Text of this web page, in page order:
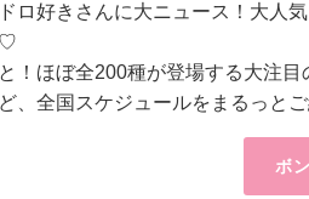
ロ好きさんに大ニュース！大人
♡
！ほぼ全200種が登場する大注
、全国スケジュールをまるっと
ボ